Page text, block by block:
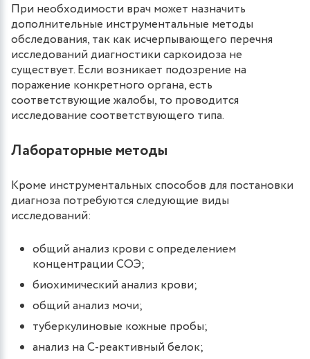
При необходимости врач может назначить
дополнительные инструментальные методы
обследования, так как исчерпывающего перечня
исследований диагностики саркоидоза не
существует. Если возникает подозрение на
поражение конкретного органа, есть
соответствующие жалобы, то проводится
исследование соответствующего типа.
Лабораторные методы
Кроме инструментальных способов для постановки
диагноза потребуются следующие виды
исследований:
общий анализ крови с определением
концентрации СОЭ;
биохимический анализ крови;
общий анализ мочи;
туберкулиновые кожные пробы;
анализ на С-реактивный белок;